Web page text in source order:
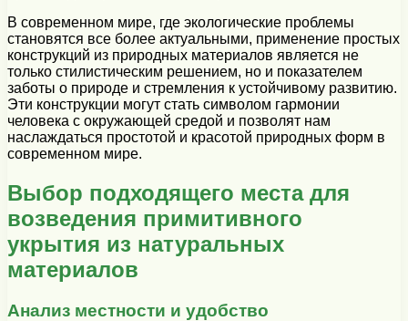
В современном мире, где экологические проблемы
становятся все более актуальными, применение простых
конструкций из природных материалов является не
только стилистическим решением, но и показателем
заботы о природе и стремления к устойчивому развитию.
Эти конструкции могут стать символом гармонии
человека с окружающей средой и позволят нам
наслаждаться простотой и красотой природных форм в
современном мире.
Выбор подходящего места для
возведения примитивного
укрытия из натуральных
материалов
Анализ местности и удобство